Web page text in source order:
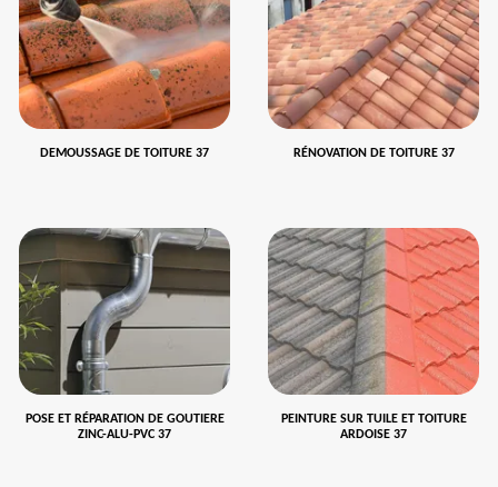
DEMOUSSAGE DE TOITURE 37 RÉNOVATION DE TOITURE 37
POSE ET RÉPARATION DE GOUTIERE
ZINC-ALU-PVC 37
PEINTURE SUR TUILE ET TOITURE
ARDOISE 37